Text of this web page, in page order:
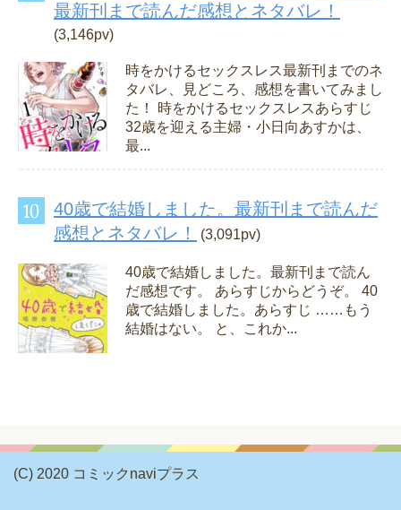
最新刊まで読んだ感想とネタバレ！
(3,146pv)
時をかけるセックスレス最新刊までのネ
タバレ、見どころ、感想を書いてみまし
た！ 時をかけるセックスレスあらすじ
32歳を迎える主婦・小日向あすかは、
最...
40歳で結婚しました。最新刊まで読んだ
感想とネタバレ！
(3,091pv)
40歳で結婚しました。最新刊まで読ん
だ感想です。 あらすじからどうぞ。 40
歳で結婚しました。あらすじ ……もう
結婚はない。 と、これか...
(C) 2020 コミックnaviプラス